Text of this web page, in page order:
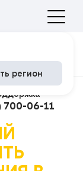
700-06-11
регион